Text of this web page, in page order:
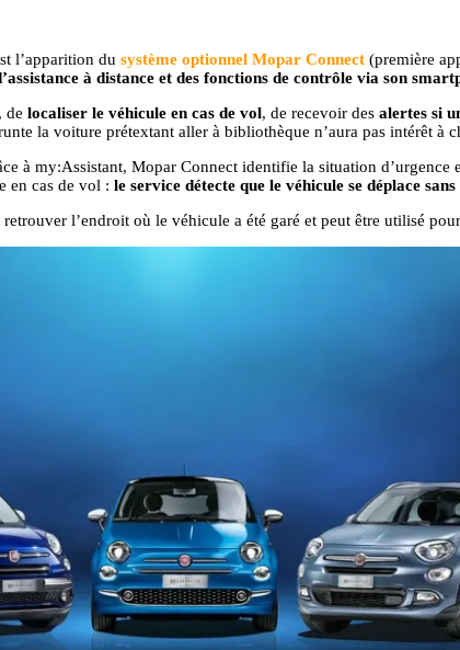
l’apparition du système optionnel Mopar Connect (première
à distance et des fonctions de contrôle via son
de localiser le véhicule en cas de vol, de recevoir des alertes si
la voiture prétextant aller à bibliothèque n’aura pas intérêt
à my:Assistant, Mopar Connect identifie la situation
en cas de vol : le service détecte que le véhicule se déplace
l’endroit où le véhicule a été garé et peut être utilisé